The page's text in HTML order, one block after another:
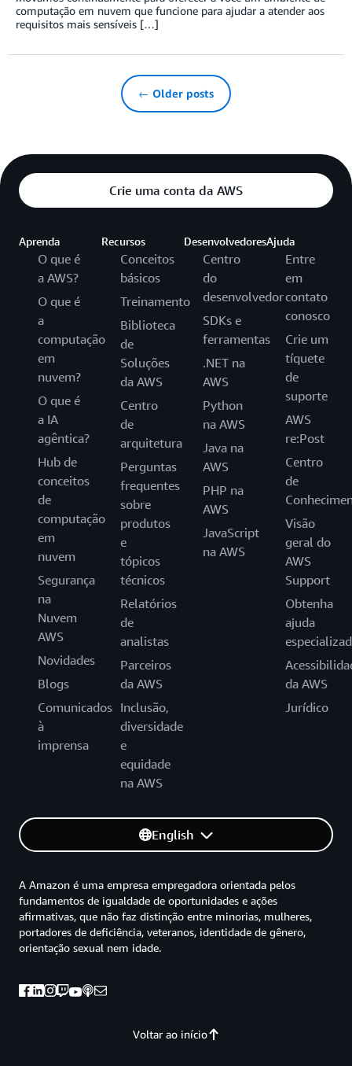
computação em nuvem que funcione para ajudar a atender aos
requisitos mais sensíveis […]
← Older posts
Crie uma conta da AWS
Aprenda
O que é
a AWS?
O que é
a
computação
em
nuvem?
O que é
a IA
agêntica?
Hub de
conceitos
de
computação
em
nuvem
Segurança
na
Nuvem
AWS
Novidades
Blogs
Comunicados
à
imprensa
Recursos
Conceitos
básicos
Treinamento
Biblioteca
de
Soluções
da AWS
Centro
de
arquitetura
Perguntas
frequentes
sobre
produtos
e
tópicos
técnicos
Relatórios
de
analistas
Parceiros
da AWS
Inclusão,
diversidade
e
equidade
na AWS
Desenvolvedores
Centro
do
desenvolvedor
SDKs e
ferramentas
.NET na
AWS
Python
na AWS
Java na
AWS
PHP na
AWS
JavaScript
na AWS
Ajuda
Entre
em
contato
conosco
Crie um
tíquete
de
suporte
AWS
re:Post
Centro
de
Visão
geral do
AWS
Support
Obtenha
ajuda
da AWS
Jurídico
English
Voltar ao início
A Amazon é uma empresa empregadora orientada pelos
fundamentos de igualdade de oportunidades e ações
afirmativas, que não faz distinção entre minorias, mulheres,
portadores de deficiência, veteranos, identidade de gênero,
orientação sexual nem idade.